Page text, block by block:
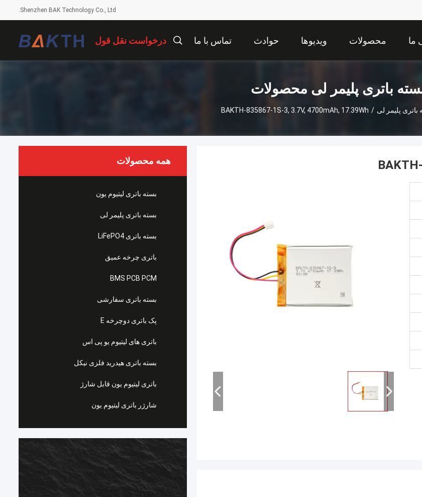
Shenzhen BAK Technology Co., Ltd.
ما محصولات ویدیوها حوادث تماس با ما درخواست نقل قول
باتری پلیمر لی محصولات
باتری پلیمر لی /
BAKTH-835867-1S-3, 3.7V, 4700mAh, 17.39Wh
همه محصولات
بسته باتری لیتیوم یون
بسته باتری پلیمر لی
بسته باتری LiFePO4
باتری چرخه عمیق
BMS PCB PCM
بسته باتری سفارشی
پک باتری دوچرخه E
باتری های لیتیوم یو پی اس
بسته باتری هیدرید فلزی نیکل
باتری لیتیوم یون قابل شارژ
شارژر باتری لیتیوم یون